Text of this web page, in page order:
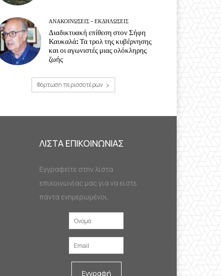
ΑΝΑΚΟΙΝΩΣΕΙΣ - ΕΚΔΗΛΩΣΕΙΣ
Διαδικτυακή επίθεση στον Σήφη
Καυκαλά: Τα τρολ της κυβέρνησης
και οι αγωνιστές μιας ολόκληρης
ζωής
Φόρτωση περισσοτέρων
ΛΙΣΤΑ ΕΠΙΚΟΙΝΩΝΙΑΣ
Εγγραφείτε στην λίστα
επικοινωνίας μας για να είστε
πάντα ενημερωμένοι.
Εγγραφή